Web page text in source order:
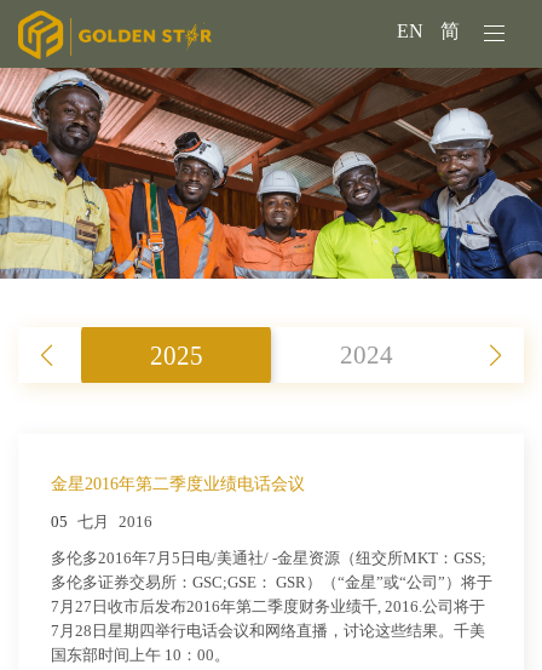
EN 简
2025 2024
金星2016年第二季度业绩电话会议
05 七月 2016
多伦多2016年7月5日电/美通社/ -金星资源（纽交所MKT：GSS;
多伦多证券交易所：GSC;GSE： GSR）（“金星”或“公司”）将于
7月27日收市后发布2016年第二季度财务业绩千, 2016.公司将于
7月28日星期四举行电话会议和网络直播，讨论这些结果。千美
国东部时间上午 10：00。